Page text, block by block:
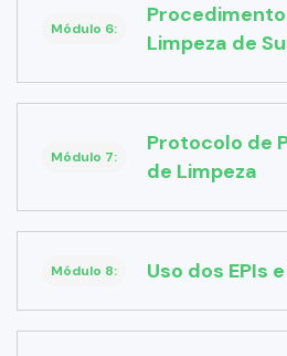
Módulo 6:
Limpeza de
Módulo 7:
Protocolo de
de Limpeza
Módulo 8: Uso dos EPIs